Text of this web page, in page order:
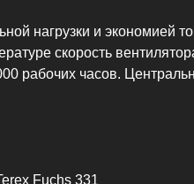
нагрузки и экономией
скорость
рабочих часов.
Fuchs 331